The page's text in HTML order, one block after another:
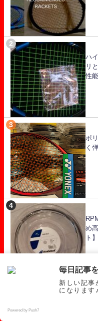
ハ
リ
性能
ポ
く
め
ト】
【
毎日記事
新しい記事
になります♪
Powered by Push7